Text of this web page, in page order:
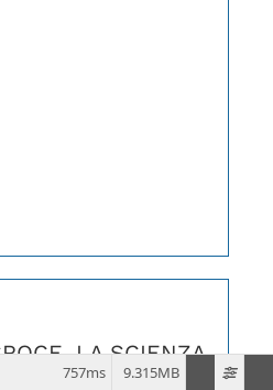
LA SCIENZA
9.315MB
757ms